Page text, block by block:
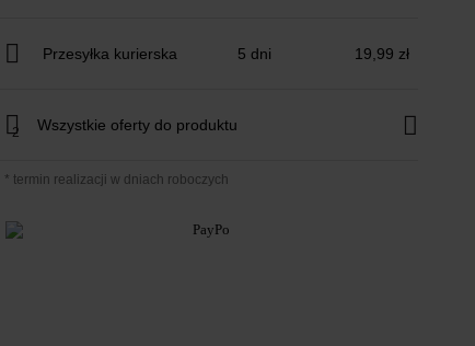
Przesyłka kurierska 5 dni 19,99 zł
2 Wszystkie oferty do produktu
* termin realizacji w dniach roboczych